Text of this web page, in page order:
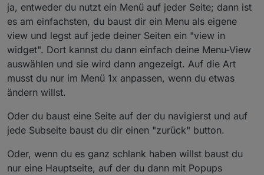
ja, entweder du nutzt ein Menü auf jeder Seite; dann ist
es am einfachsten, du baust dir ein Menu als eigene
view und legst auf jede deiner Seiten ein "view in
widget". Dort kannst du dann einfach deine Menu-View
auswählen und sie wird dann angezeigt. Auf die Art
musst du nur im Menü 1x anpassen, wenn du etwas
ändern willst.
Oder du baust eine Seite auf der du navigierst und auf
jede Subseite baust du dir einen "zurück" button.
Oder, wenn du es ganz schlank haben willst baust du
nur eine Hauptseite, auf der du dann mit Popups